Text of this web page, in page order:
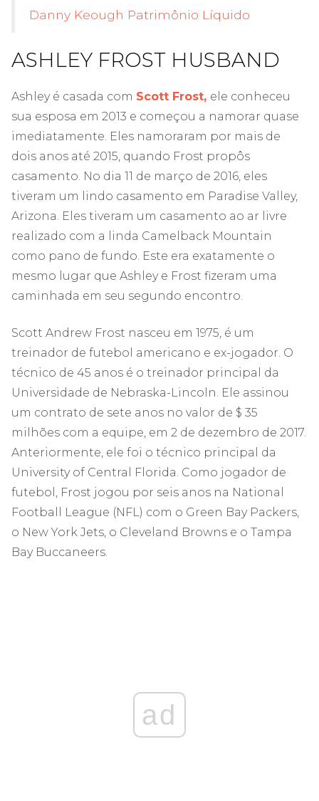
Danny Keough Patrimônio Líquido
ASHLEY FROST HUSBAND
Ashley é casada com Scott Frost, ele conheceu
sua esposa em 2013 e começou a namorar quase
imediatamente. Eles namoraram por mais de
dois anos até 2015, quando Frost propôs
casamento. No dia 11 de março de 2016, eles
tiveram um lindo casamento em Paradise Valley,
Arizona. Eles tiveram um casamento ao ar livre
realizado com a linda Camelback Mountain
como pano de fundo. Este era exatamente o
mesmo lugar que Ashley e Frost fizeram uma
caminhada em seu segundo encontro.
Scott Andrew Frost nasceu em 1975, é um
treinador de futebol americano e ex-jogador. O
técnico de 45 anos é o treinador principal da
Universidade de Nebraska-Lincoln. Ele assinou
um contrato de sete anos no valor de $ 35
milhões com a equipe, em 2 de dezembro de 2017.
Anteriormente, ele foi o técnico principal da
University of Central Florida. Como jogador de
futebol, Frost jogou por seis anos na National
Football League (NFL) com o Green Bay Packers,
o New York Jets, o Cleveland Browns e o Tampa
Bay Buccaneers.
ad